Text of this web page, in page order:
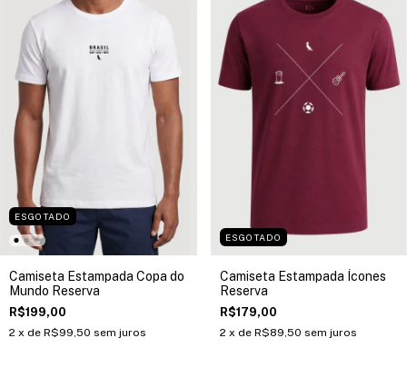
ESGOTADO
Camiseta Estampada Copa do
Mundo Reserva
R$199,00
2 x de R$99,50 sem juros
ESGOTADO
Camiseta Estampada Ícones
Reserva
R$179,00
2 x de R$89,50 sem juros